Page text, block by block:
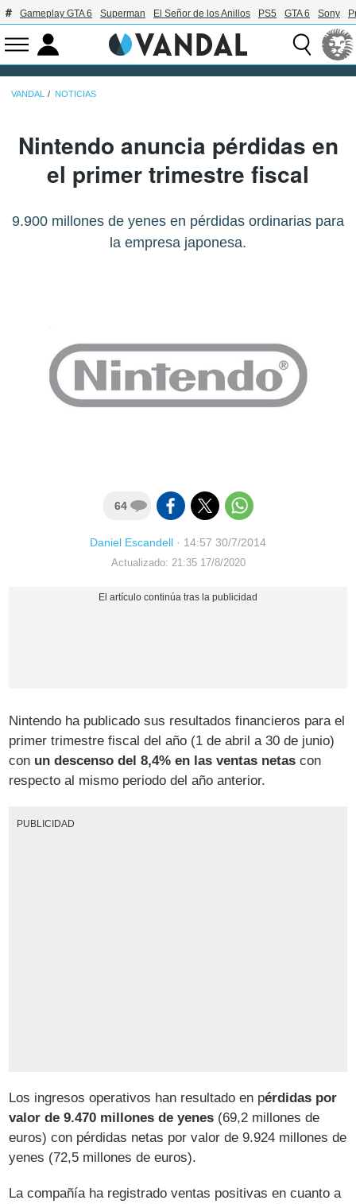
Gameplay GTA 6 Superman El Señor de los Anillos PS5 GTA 6 Sony
VANDAL NOTICIAS
Nintendo anuncia pérdidas en
el primer trimestre fiscal
9.900 millones de yenes en pérdidas ordinarias para
la empresa japonesa.
64
Daniel Escandell · 14:57 30/7/2014
Actualizado: 21:35 17/8/2020
Nintendo ha publicado sus resultados financieros para el
primer trimestre fiscal del año (1 de abril a 30 de junio)
con un descenso del 8,4% en las ventas netas con
respecto al mismo periodo del año anterior.
PUBLICIDAD
Los ingresos operativos han resultado en pérdidas por
valor de 9.470 millones de yenes (69,2 millones de
euros) con pérdidas netas por valor de 9.924 millones de
yenes (72,5 millones de euros).
La compañía ha registrado ventas positivas en cuanto a